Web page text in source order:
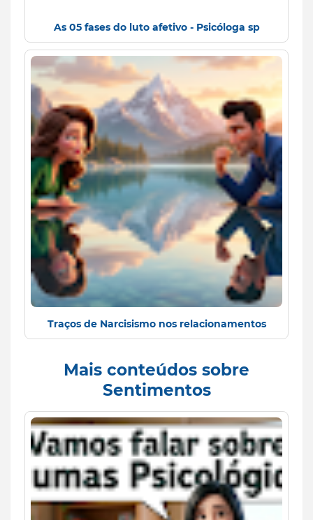
As 05 fases do luto afetivo - Psicóloga sp
Traços de Narcisismo nos relacionamentos
Mais conteúdos sobre
Sentimentos